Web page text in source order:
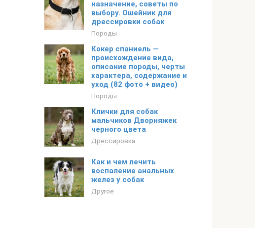
назначение, советы по
выбору. Ошейник для
дрессировки собак
Породы
Кокер спаниель —
происхождение вида,
описание породы, черты
характера, содержание и
уход (82 фото + видео)
Породы
Клички для собак
мальчиков Дворняжек
черного цвета
Дрессировка
Как и чем лечить
воспаление анальных
желез у собак
Другое